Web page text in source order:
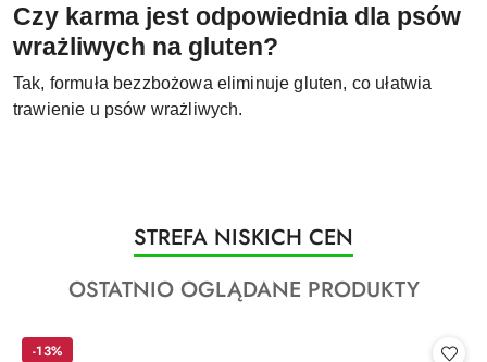
Czy karma jest odpowiednia dla psów
wrażliwych na gluten?
Tak, formuła bezzbożowa eliminuje gluten, co ułatwia
trawienie u psów wrażliwych.
Pomiń karuzelę produktów
Produkty
o
statusie:
STREFA NISKICH CEN
Produkty
statusie:
OSTATNIO OGLĄDANE PRODUKTY
-13%